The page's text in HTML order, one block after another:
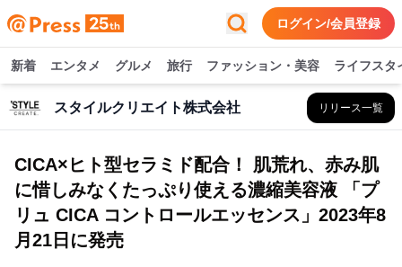
ログイン/会員登録
新着 エンタメ グルメ 旅行 ファッション・美容 ライフスタ
スタイルクリエイト株式会社 リリース一覧
CICA×ヒト型セラミド配合！ 肌荒れ、赤み肌
に惜しみなくたっぷり使える濃縮美容液 「プ
リュ CICA コントロールエッセンス」2023年8
月21日に発売